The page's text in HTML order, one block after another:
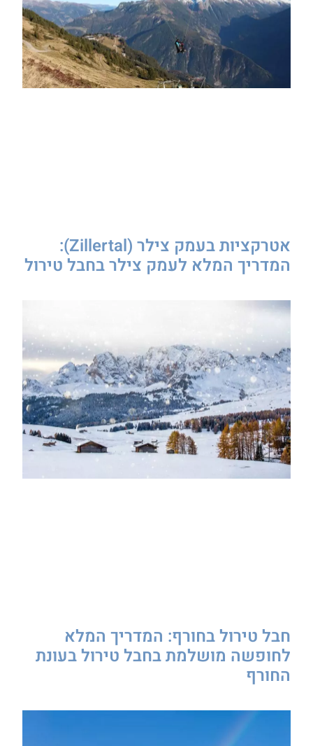
אטרקציות בעמק צילר (Zillertal):
המדריך המלא לעמק צילר בחבל טירול
חבל טירול בחורף: המדריך המלא
לחופשה מושלמת בחבל טירול בעונת
החורף